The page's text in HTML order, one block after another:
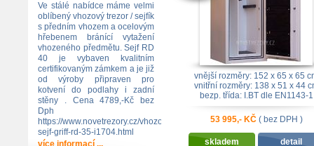
Ve stálé nabídce máme velmi
oblíbený vhozový trezor / sejfík
s předním vhozem a ocelovým
hřebenem bránící vytažení
vhozeného předmětu. Sejf RD
40 je vybaven kvalitním
certifikovaným zámkem a je již
od výroby připraven pro
kotvení do podlahy i zadní
stěny . Cena 4789,-Kč bez
Dph
https://www.novetrezory.cz/vhozovy-
sejf-griff-rd-35-i1704.html
více informací ...
vnější rozměry: 152 x 65 x 65
vnitřní rozměry: 138 x 51 x 44
bezp. třída: I.BT dle EN1143-1
53 995,- KČ( bez DPH )
skladem detail